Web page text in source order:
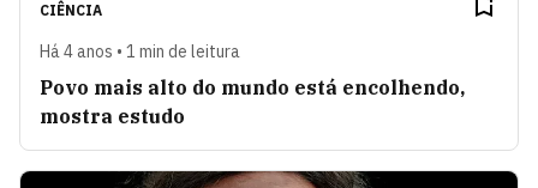
CIÊNCIA
Há 4 anos • 1 min de leitura
Povo mais alto do mundo está encolhendo,
mostra estudo